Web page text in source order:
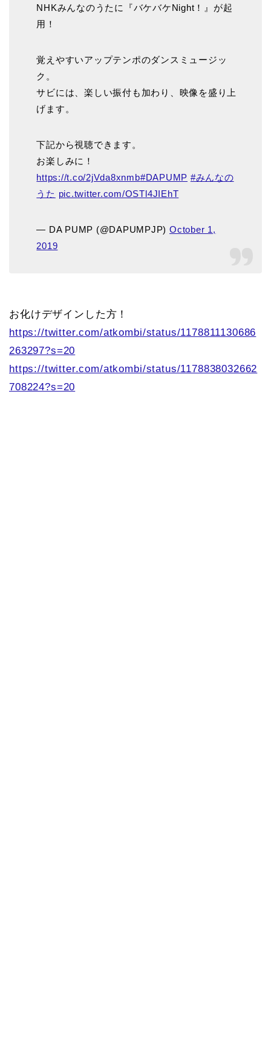
NHKみんなのうたに『バケバケNight！』が起
用！
覚えやすいアップテンポのダンスミュージッ
ク。
サビには、楽しい振付も加わり、映像を盛り上
げます。
下記から視聴できます。
お楽しみに！
https://t.co/2jVda8xnmb#DAPUMP #みんなの
うた pic.twitter.com/OSTl4JIEhT
— DA PUMP (@DAPUMPJP) October 1,
2019
お化けデザインした方！
https://twitter.com/atkombi/status/1178811130686
263297?s=20
https://twitter.com/atkombi/status/1178838032662
708224?s=20